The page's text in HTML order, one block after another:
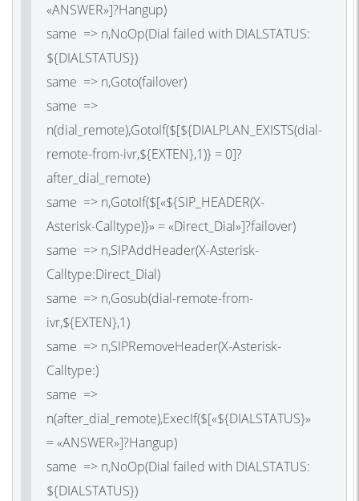
«ANSWER»]?Hangup)
same => n,NoOp(Dial failed with DIALSTATUS:
${DIALSTATUS})
same => n,Goto(failover)
same =>
n(dial_remote),GotoIf($[${DIALPLAN_EXISTS(dial-
remote-from-ivr,${EXTEN},1)} = 0]?
after_dial_remote)
same => n,GotoIf($[«${SIP_HEADER(X-
Asterisk-Calltype)}» = «Direct_Dial»]?failover)
same => n,SIPAddHeader(X-Asterisk-
Calltype:Direct_Dial)
same => n,Gosub(dial-remote-from-
ivr,${EXTEN},1)
same => n,SIPRemoveHeader(X-Asterisk-
Calltype:)
same =>
n(after_dial_remote),ExecIf($[«${DIALSTATUS}»
= «ANSWER»]?Hangup)
same => n,NoOp(Dial failed with DIALSTATUS:
${DIALSTATUS})